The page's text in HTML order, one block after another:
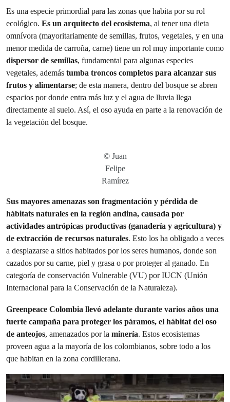
Es una especie primordial para las zonas que habita por su rol
ecológico. Es un arquitecto del ecosistema, al tener una dieta
omnívora (mayoritariamente de semillas, frutos, vegetales, y en una
menor medida de carroña, carne) tiene un rol muy importante como
dispersor de semillas, fundamental para algunas especies
vegetales, además tumba troncos completos para alcanzar sus
frutos y alimentarse; de esta manera, dentro del bosque se abren
espacios por donde entra más luz y el agua de lluvia llega
directamente al suelo. Así, el oso ayuda en parte a la renovación de
la vegetación del bosque.
© Juan
Felipe
Ramírez
Sus mayores amenazas son fragmentación y pérdida de
hábitats naturales en la región andina, causada por
actividades antrópicas productivas (ganadería y agricultura) y
de extracción de recursos naturales. Esto los ha obligado a veces
a desplazarse a sitios habitados por los seres humanos, donde son
cazados por su carne, piel y grasa o por proteger al ganado. En
categoría de conservación Vulnerable (VU) por IUCN (Unión
Internacional para la Conservación de la Naturaleza).
Greenpeace Colombia llevó adelante durante varios años una
fuerte campaña para proteger los páramos, el hábitat del oso
de anteojos, amenazados por la minería. Estos ecosistemas
proveen agua a la mayoría de los colombianos, sobre todo a los
que habitan en la zona cordillerana.